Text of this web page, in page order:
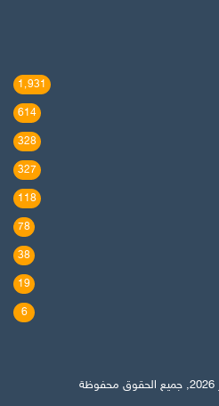
1٬931
614
328
327
118
78
38
19
6